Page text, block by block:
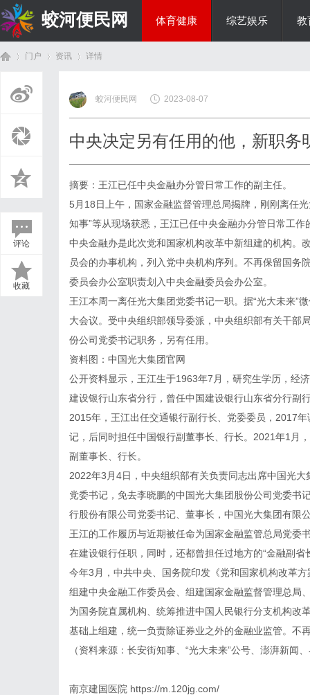
蛟河便民网 体育健康 综艺娱乐 教
门户 资讯
›
详情
评论
收藏
蛟河便民网 2023-08-07
中央决定另有任用的他，新职务
摘要：王江已任中央金融办分管日常工作的副主任。
5月18日上午，国家金融监督管理总局揭牌，刚刚离任
知事”等从现场获悉，王江已任中央金融办分管日常工作
中央金融办是此次党和国家机构改革中新组建的机构。
员会的办事机构，列入党中央机构序列。不再保留国务
委员会办公室职责划入中央金融委员会办公室。
王江本周一离任光大集团党委书记一职。据“光大未来”
大会议。受中央组织部领导委派，中央组织部有关干部
份公司党委书记职务，另有任用。
资料图：中国光大集团官网
公开资料显示，王江生于1963年7月，研究生学历，经
建设银行山东省分行，曾任中国建设银行山东省分行副
2015年，王江出任交通银行副行长、党委委员，2017
记，后同时担任中国银行副董事长、行长。2021年1月
副董事长、行长。
2022年3月4日，中央组织部有关负责同志出席中国光
党委书记，免去李晓鹏的中国光大集团股份公司党委书
行股份有限公司党委书记、董事长，中国光大集团有限
王江的工作履历与近期被任命为国家金融监管总局党委
在建设银行任职，同时，还都曾担任过地方的“金融副省
今年3月，中共中央、国务院印发《党和国家机构改革
组建中央金融工作委员会、组建国家金融监督管理总局
为国务院直属机构、统筹推进中国人民银行分支机构改
基础上组建，统一负责除证券业之外的金融业监管。不
（资料来源：长安街知事、“光大未来”公号、澎湃新闻
南京建国医院 https://m.120jg.com/